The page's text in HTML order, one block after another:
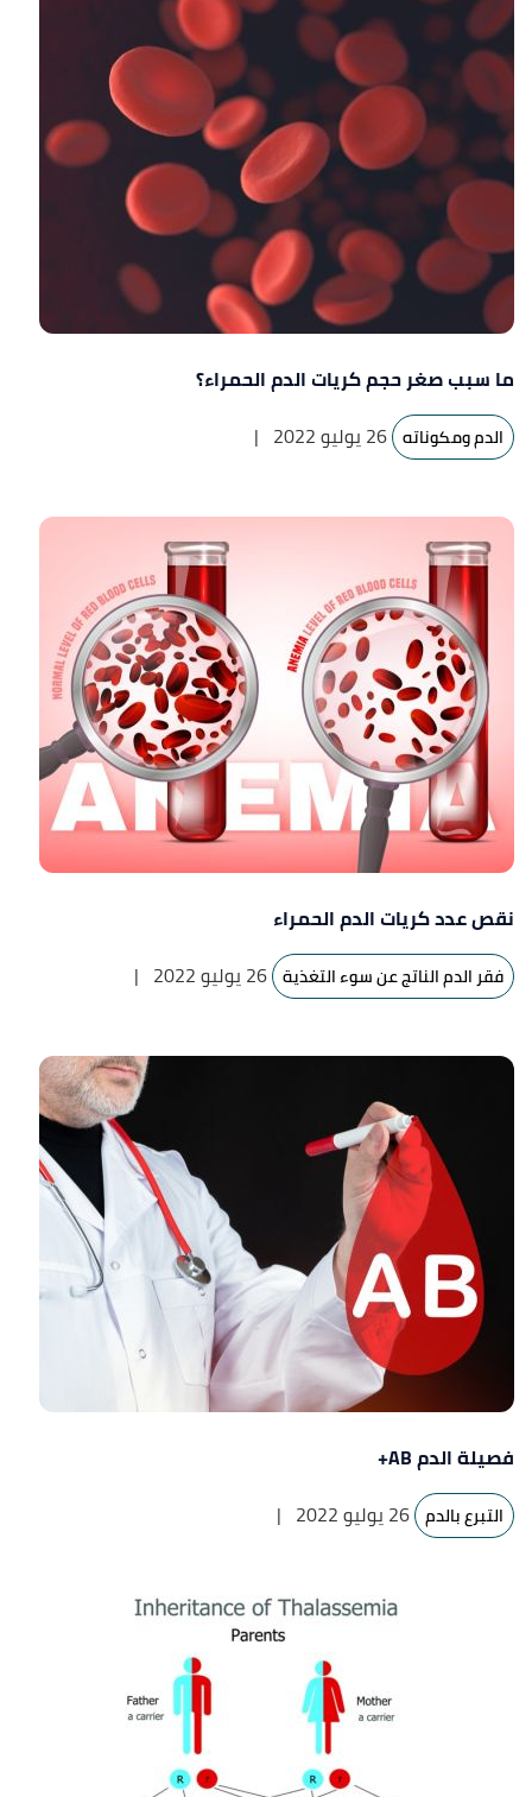
ما سبب صغر حجم كريات الدم الحمراء؟
الدم ومكوناته 26 يوليو 2022 |
نقص عدد كريات الدم الحمراء
فقر الدم الناتج عن سوء التغذية 26 يوليو 2022 |
فصيلة الدم AB+
التبرع بالدم 26 يوليو 2022 |